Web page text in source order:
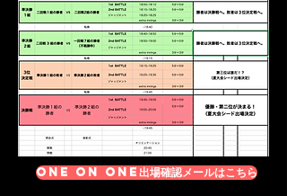
ONE ON ONE出場確認メールはこちら